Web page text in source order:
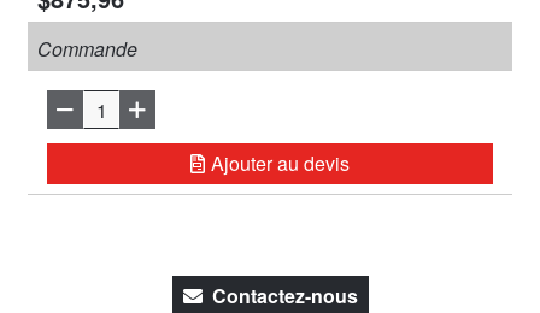
Commande
Ajouter au devis
Contactez-nous